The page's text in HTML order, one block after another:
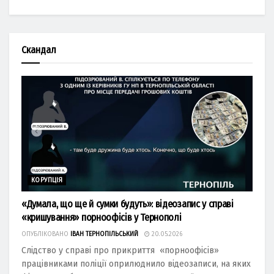
Скандал
КОРУПЦІЯ
«Думала, що ще й сумки будуть»: відеозапис у справі
«кришування» порноофісів у Тернополі
ОПУБЛІКОВАНО ІВАН ТЕРНОПІЛЬСЬКИЙ 20.05.2026
Слідство у справі про прикриття «порноофісів»
працівниками поліції оприлюднило відеозаписи, на яких